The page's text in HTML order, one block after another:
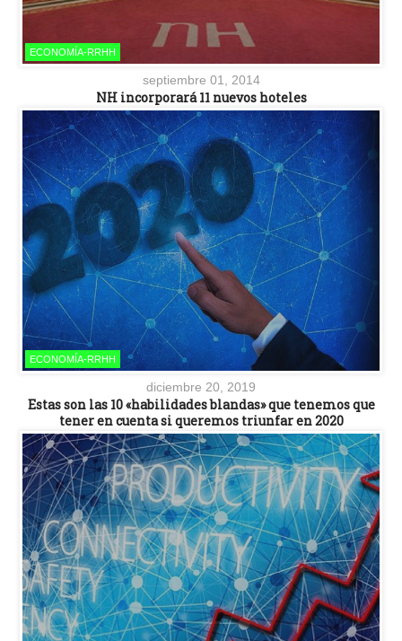
ECONOMÍA-RRHH
septiembre 01, 2014
NH incorporará 11 nuevos hoteles
ECONOMÍA-RRHH
diciembre 20, 2019
Estas son las 10 «habilidades blandas» que tenemos que
tener en cuenta si queremos triunfar en 2020